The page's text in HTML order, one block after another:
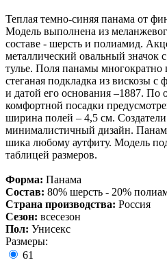
Теплая темно-синяя панама от
Модель выполнена из
составе - шерсть и полиамид.
металлический овальный значок
тулье. Поля панамы
стеганая подкладка из вискозы
и датой его основания –1887. По
комфортной посадки
ширина полей – 4,5 см.
минималистичный дизайн.
шика любому аутфиту. Модель
таблицей размеров.
Форма: Панама
Состав: 80% шерсть - 20%
Страна производства: Россия
Сезон: всесезон
Пол: Унисекс
Размеры:
61